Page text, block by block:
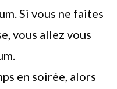
Si vous ne faites
vous allez vous
en soirée, alors